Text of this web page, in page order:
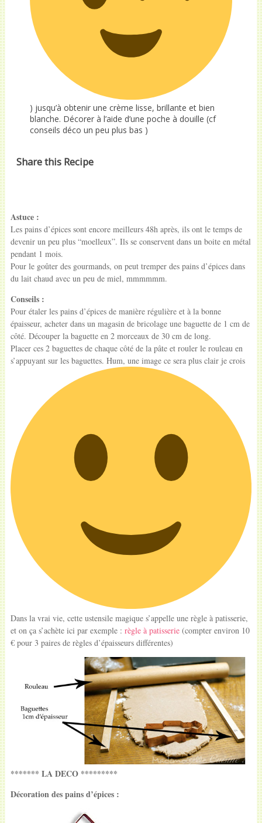
) jusqu’à obtenir une crème lisse, brillante et bien
blanche. Décorer à l’aide d’une poche à douille (cf
conseils déco un peu plus bas )
Share this Recipe
Astuce :
Les pains d’épices sont encore meilleurs 48h après, ils ont le temps de
devenir un peu plus “moelleux”. Ils se conservent dans un boite en métal
pendant 1 mois.
Pour le goûter des gourmands, on peut tremper des pains d’épices dans
du lait chaud avec un peu de miel, mmmmmm.
Conseils :
Pour étaler les pains d’épices de manière régulière et à la bonne
épaisseur, acheter dans un magasin de bricolage une baguette de 1 cm de
côté. Découper la baguette en 2 morceaux de 30 cm de long.
Placer ces 2 baguettes de chaque côté de la pâte et rouler le rouleau en
s’appuyant sur les baguettes. Hum, une image ce sera plus clair je crois
Dans la vrai vie, cette ustensile magique s’appelle une règle à patisserie,
et on ça s’achète ici par exemple : règle à patisserie(compter environ 10
€ pour 3 paires de règles d’épaisseurs différentes)
******* LA DECO *********
Décoration des pains d’épices :